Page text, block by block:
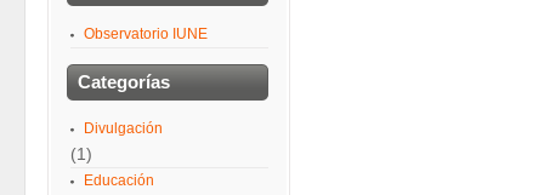
Observatorio IUNE
Categorías
Divulgación
(1)
Educación